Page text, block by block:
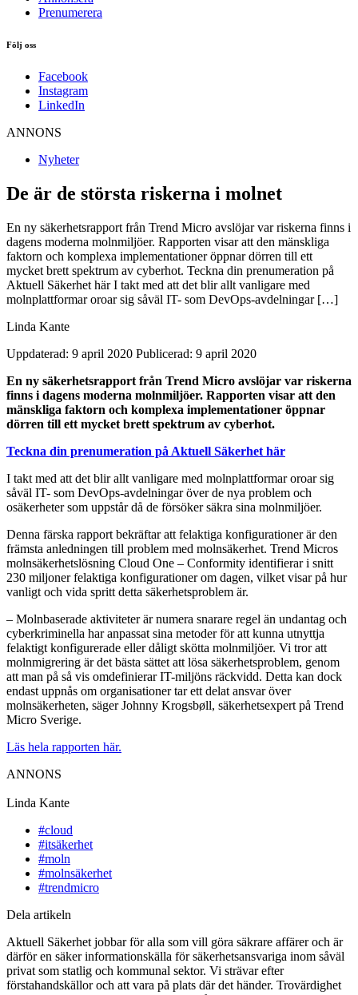
Prenumerera
Följ oss
Facebook
Instagram
LinkedIn
ANNONS
Nyheter
De är de största riskerna i molnet
En ny säkerhetsrapport från Trend Micro avslöjar var riskerna finns i
dagens moderna molnmiljöer. Rapporten visar att den mänskliga
faktorn och komplexa implementationer öppnar dörren till ett
mycket brett spektrum av cyberhot. Teckna din prenumeration på
Aktuell Säkerhet här I takt med att det blir allt vanligare med
molnplattformar oroar sig såväl IT- som DevOps-avdelningar […]
Linda Kante
Uppdaterad: 9 april 2020 Publicerad: 9 april 2020
En ny säkerhetsrapport från Trend Micro avslöjar var riskerna
finns i dagens moderna molnmiljöer. Rapporten visar att den
mänskliga faktorn och komplexa implementationer öppnar
dörren till ett mycket brett spektrum av cyberhot.
Teckna din prenumeration på Aktuell Säkerhet här
I takt med att det blir allt vanligare med molnplattformar oroar sig
såväl IT- som DevOps-avdelningar över de nya problem och
osäkerheter som uppstår då de försöker säkra sina molnmiljöer.
Denna färska rapport bekräftar att felaktiga konfigurationer är den
främsta anledningen till problem med molnsäkerhet. Trend Micros
molnsäkerhetslösning Cloud One – Conformity identifierar i snitt
230 miljoner felaktiga konfigurationer om dagen, vilket visar på hur
vanligt och vida spritt detta säkerhetsproblem är.
– Molnbaserade aktiviteter är numera snarare regel än undantag och
cyberkriminella har anpassat sina metoder för att kunna utnyttja
felaktigt konfigurerade eller dåligt skötta molnmiljöer. Vi tror att
molnmigrering är det bästa sättet att lösa säkerhetsproblem, genom
att man på så vis omdefinierar IT-miljöns räckvidd. Detta kan dock
endast uppnås om organisationer tar ett delat ansvar över
molnsäkerheten, säger Johnny Krogsbøll, säkerhetsexpert på Trend
Micro Sverige.
Läs hela rapporten här.
ANNONS
Linda Kante
#cloud
#itsäkerhet
#moln
#molnsäkerhet
#trendmicro
Dela artikeln
Aktuell Säkerhet jobbar för alla som vill göra säkrare affärer och är
därför en säker informationskälla för säkerhetsansvariga inom såväl
privat som statlig och kommunal sektor. Vi strävar efter
förstahandskällor och att vara på plats där det händer. Trovärdighet